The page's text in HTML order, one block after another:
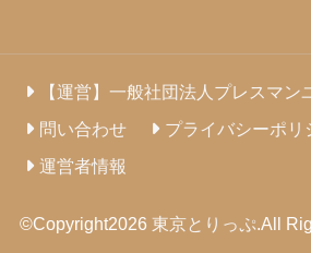
【運営】一般社団法人プレスマン
問い合わせ
プライバシーポリ
運営者情報
©Copyright2026 東京とりっぷ.All